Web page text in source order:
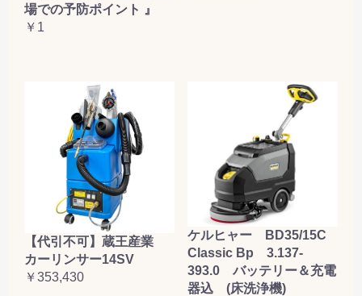
場での予防ポイント 』
￥1
【代引不可】蔵王産業
カーリンサー14SV
￥353,430
ケルヒャー BD35/15C
Classic Bp 3.137-
393.0 バッテリー＆充電
器込 (床洗浄機)